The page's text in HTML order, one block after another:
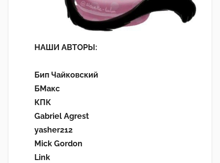
НАШИ АВТОРЫ:
Бип Чайковский
БМакс
КПК
Gabriel Agrest
yasher212
Mick Gordon
Link